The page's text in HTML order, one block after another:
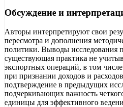
Обсуждение и
Авторы интерпретируют свои
пересмотра и дополнения
политики. Выводы исследования
существующая практика не
экспортных операций, в том
при признании доходов и
подтверждение в предыдущих
подчеркивающих важность
единицы для эффективного